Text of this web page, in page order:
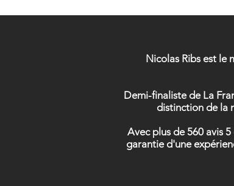
Nicolas Ribs est le
Demi-finaliste de La
distinction de la
Avec plus de 560 avis
garantie d'une